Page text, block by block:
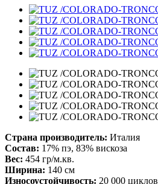
Страна производитель: Италия
Состав: 17% пэ, 83% вискоза
Вес: 454 гр/м.кв.
Ширина: 140 см
Износоустойчивость: 20 000 циклов